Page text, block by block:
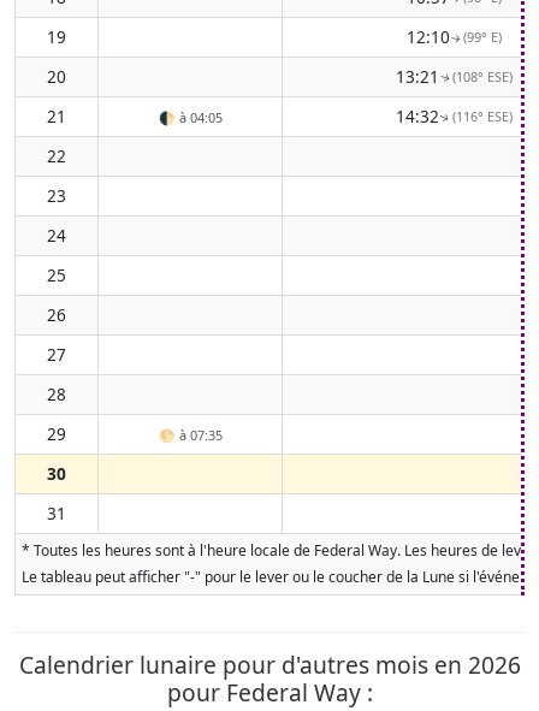
19 12:10↑(99° E)
20 13:21 ↑(108° ESE)
21 🌓 à 04:05 14:32↑(116° ESE)
22
23
24
25
26
27
28
29
🌕 à 07:35
30
31
* Toutes les heures sont à l'heure locale de Federal Way. Les heures de
Le tableau peut afficher "-" pour le lever ou le coucher de la Lune si
Calendrier lunaire pour d'autres mois en 2026
pour Federal Way :